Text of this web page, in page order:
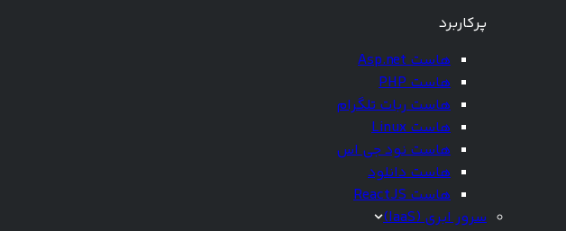
پرکاربرد
هاست Asp.net
هاست PHP
هاست ربات تلگرام
هاست Linux
هاست نود جی اس
هاست دانلود
هاست ReactJS
سرور ابری (IaaS)